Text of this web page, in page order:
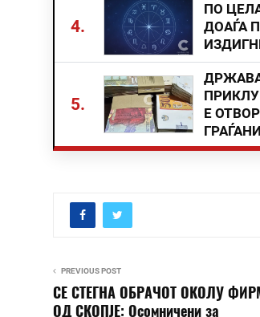
4.
ПО
ДОАЃА
5.
Е
PREVIOUS POST
СЕ СТЕГНА ОБРАЧОТ ОКОЛУ
ОД СКОПЈЕ: Осомничени за